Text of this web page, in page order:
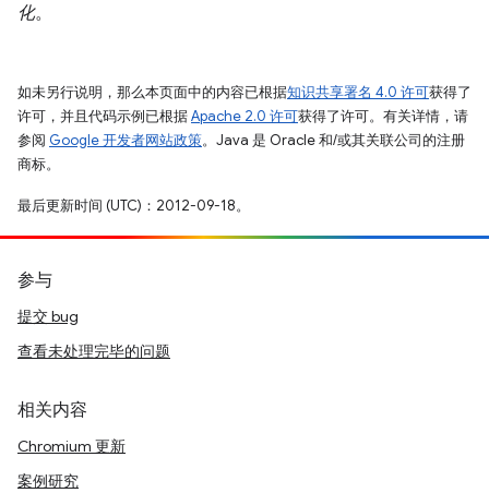
化。
如未另行说明，那么本页面中的内容已根据知识共享署名 4.0 许可获得了
许可，并且代码示例已根据Apache 2.0 许可获得了许可。有关详情，请
参阅 Google 开发者网站政策。Java 是 Oracle 和/或其关联公司的注册
商标。
最后更新时间 (UTC)：2012-09-18。
参与
提交 bug
查看未处理完毕的问题
相关内容
Chromium 更新
案例研究